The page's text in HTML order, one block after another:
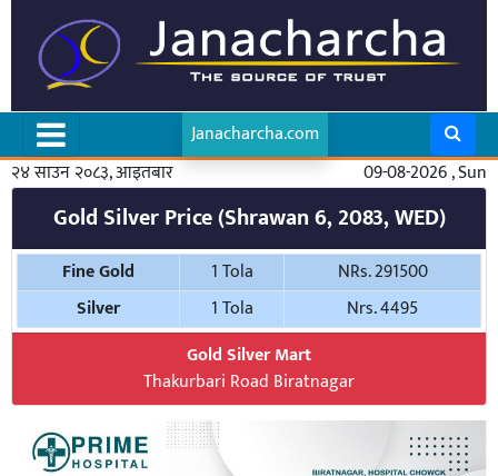
Janacharcha.com
२४ साउन २०८३, आइतबार
09-08-2026 , Sun
Gold Silver Price (Shrawan 6, 2083, WED)
Fine Gold 1 Tola
NRs. 291500
Silver
1 Tola
Nrs. 4495
Gold Silver Mart
Thakurbari Road Biratnagar